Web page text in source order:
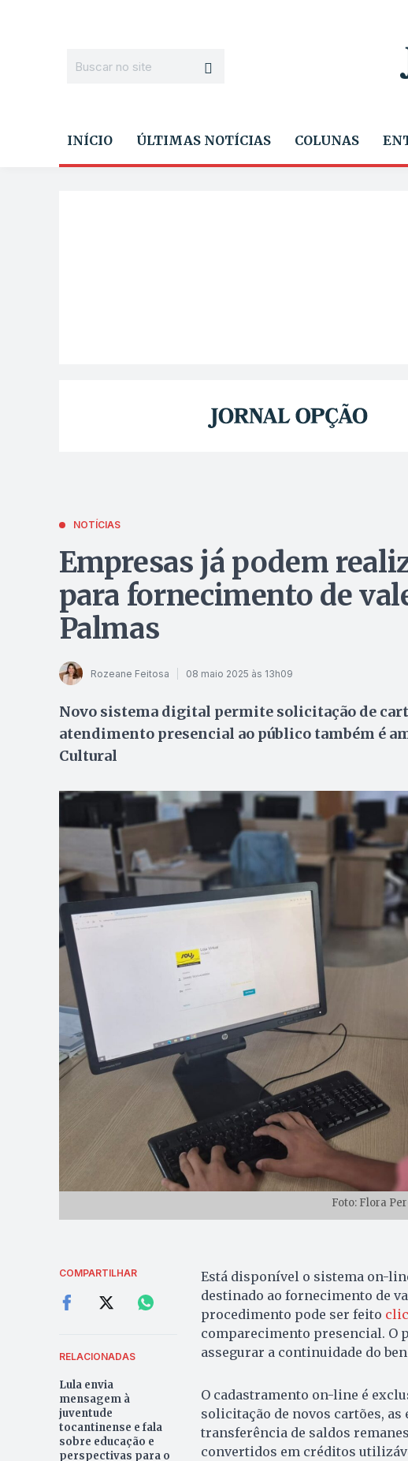
INÍCIO ÚLTIMAS NOTÍCIAS COLUNAS
NOTÍCIAS
Empresas já podem
para fornecimento de
Palmas
Rozeane Feitosa 08 maio 2025 às 13h09
Novo sistema digital permite solicitação de
atendimento presencial ao público também é
Cultural
Foto: Flora
COMPARTILHAR
RELACIONADAS
Lula envia
mensagem à
juventude
tocantinense e fala
sobre educação e
perspectivas para o
Está disponível o sistema on-
destinado ao fornecimento de
procedimento pode ser feito
comparecimento presencial. O
assegurar a continuidade do
O cadastramento on-line é
solicitação de novos cartões,
transferência de saldos
convertidos em créditos